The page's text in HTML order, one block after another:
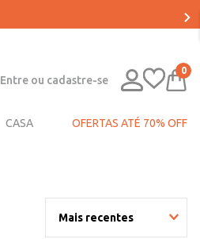
Entre ou cadastre-se
0
CASA OFERTAS ATÉ 70% OFF
Mais recentes